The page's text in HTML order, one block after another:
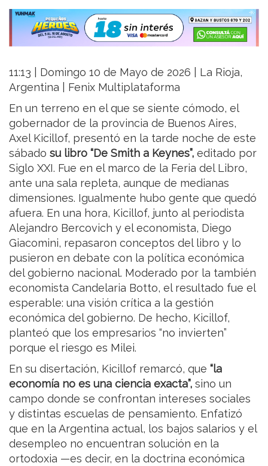
11:13 | Domingo 10 de Mayo de 2026 | La Rioja,
Argentina | Fenix Multiplataforma
En un terreno en el que se siente cómodo, el
gobernador de la provincia de Buenos Aires,
Axel Kicillof, presentó en la tarde noche de este
sábado su libro “De Smith a Keynes”, editado por
Siglo XXI. Fue en el marco de la Feria del Libro,
ante una sala repleta, aunque de medianas
dimensiones. Igualmente hubo gente que quedó
afuera. En una hora, Kicillof, junto al periodista
Alejandro Bercovich y el economista, Diego
Giacomini, repasaron conceptos del libro y lo
pusieron en debate con la política económica
del gobierno nacional. Moderado por la también
economista Candelaria Botto, el resultado fue el
esperable: una visión crítica a la gestión
económica del gobierno. De hecho, Kicillof,
planteó que los empresarios “no invierten”
porque el riesgo es Milei.
En su disertación, Kicillof remarcó, que “la
economía no es una ciencia exacta”, sino un
campo donde se confrontan intereses sociales
y distintas escuelas de pensamiento. Enfatizó
que en la Argentina actual, los bajos salarios y el
desempleo no encuentran solución en la
ortodoxia —es decir, en la doctrina económica